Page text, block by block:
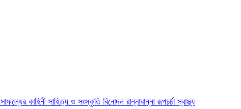
সাফল্যের কাহিনী সাহিত্য ও সংস্কৃতি বিনোদন রান্নাবান্নারূপচর্চাস্বাস্থ্য